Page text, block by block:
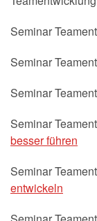
Seminar
Seminar
Seminar
Seminar
besser führen
Seminar
entwickeln